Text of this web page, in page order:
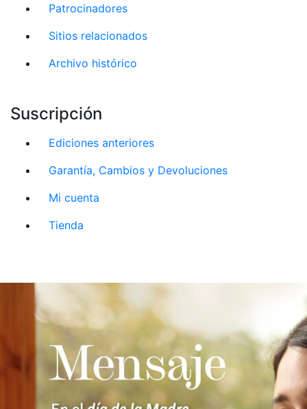
Patrocinadores
Sitios relacionados
Archivo histórico
Suscripción
Ediciones anteriores
Garantía, Cambios y Devoluciones
Mi cuenta
Tienda